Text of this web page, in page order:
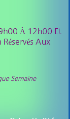
À 12h00 Et
Aux
Semaine